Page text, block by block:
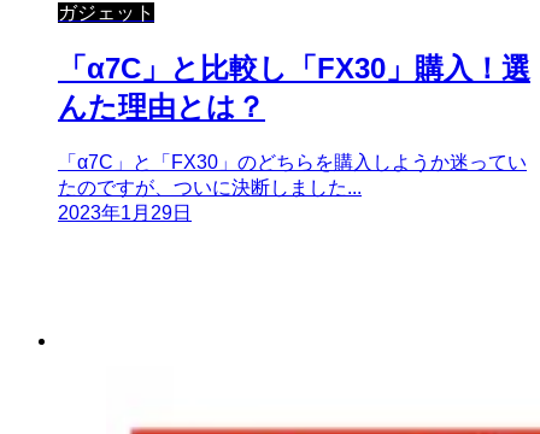
ガジェット
「α7C」と比較し「FX30」購入！選
んた理由とは？
「α7C」と「FX30」のどちらを購入しようか迷ってい
たのですが、ついに決断しました...
2023年1月29日